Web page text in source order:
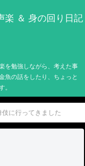
＆ 身の回り日記
を勉強しながら、考えた事
の話をしたり、ちょっと
。
に行ってきました